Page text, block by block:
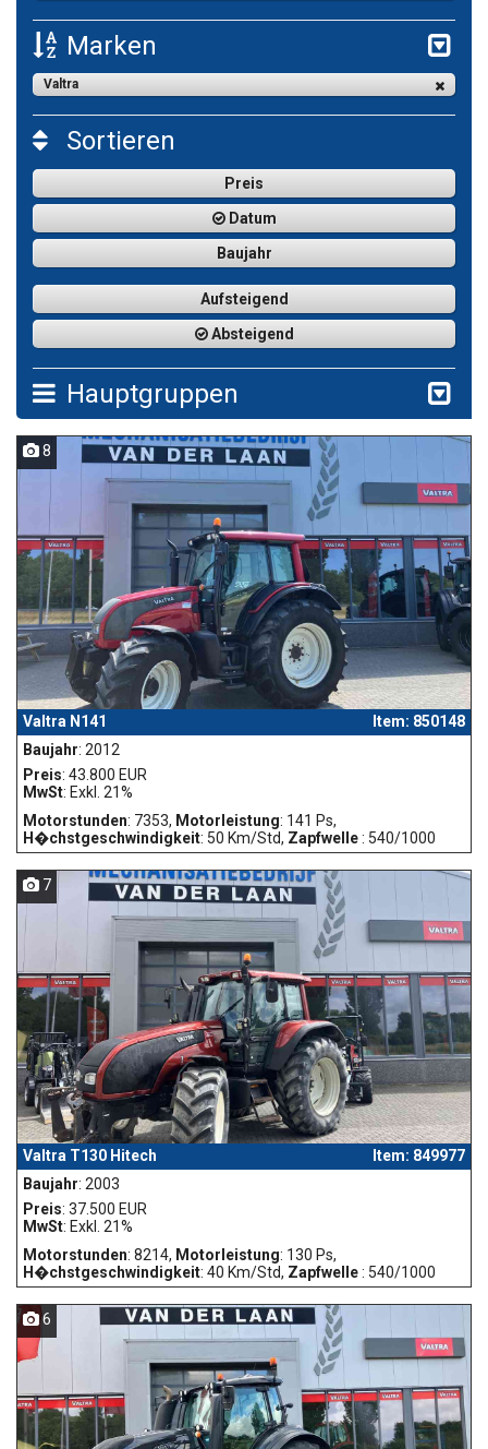
Marken
Valtra
Sortieren
Preis
Datum
Baujahr
Aufsteigend
Absteigend
Hauptgruppen
8
Valtra N141
Item: 850148
Baujahr: 2012
Preis: 43.800 EUR
MwSt: Exkl. 21%
Motorstunden: 7353, Motorleistung: 141 Ps,
H�chstgeschwindigkeit: 50 Km/Std, Zapfwelle: 540/1000
7
Valtra T130 Hitech
Item: 849977
Baujahr: 2003
Preis: 37.500 EUR
MwSt: Exkl. 21%
Motorstunden: 8214, Motorleistung: 130 Ps,
H�chstgeschwindigkeit: 40 Km/Std, Zapfwelle: 540/1000
6